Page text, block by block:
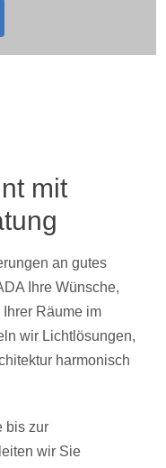
mit
an gutes
Ihre Wünsche,
Ihrer Räume im
wir Lichtlösungen,
harmonisch
bis zur
wir Sie